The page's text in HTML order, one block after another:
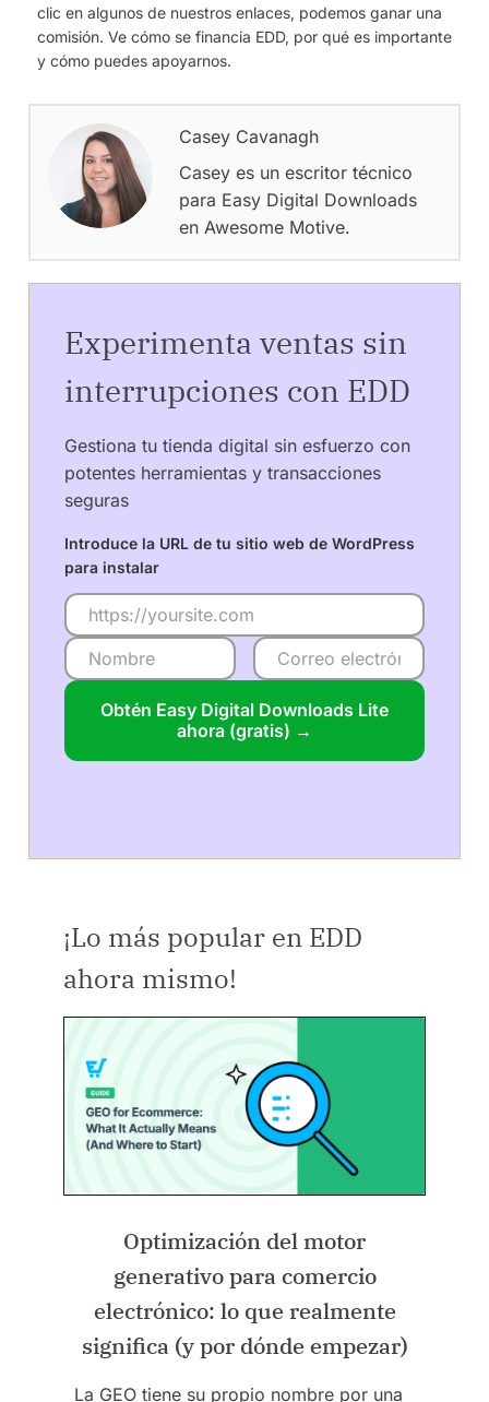
clic en algunos de nuestros enlaces, podemos ganar una
comisión. Ve cómo se financia EDD, por qué es importante
y cómo puedes apoyarnos.
Casey Cavanagh
Casey es un escritor técnico
para Easy Digital Downloads
en Awesome Motive.
Experimenta ventas sin
interrupciones con EDD
Gestiona tu tienda digital sin esfuerzo con
potentes herramientas y transacciones
seguras
Introduce la URL de tu sitio web de WordPress
para instalar
Obtén Easy Digital Downloads Lite
ahora (gratis) →
¡Lo más popular en EDD
ahora mismo!
Optimización del motor
generativo para comercio
electrónico: lo que realmente
significa (y por dónde empezar)
La GEO tiene su propio nombre por una